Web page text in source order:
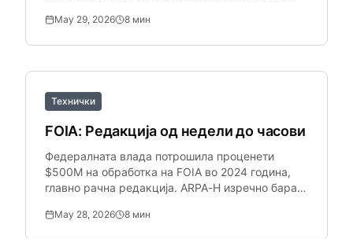
базирани на ознаки.
May 29, 2026 8 мин
Технички
FOIA: Редакција од недели до часови
Федералната влада потрошила проценети
$500M на обработка на FOIA во 2024 година,
главно рачна редакција. ARPA-H изречно барал
огромниот заостаток.
May 28, 2026 8 мин